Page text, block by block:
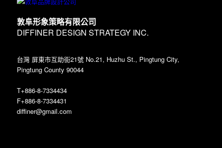
敦阜形象策略有限公司
DIFFINER DESIGN STRATEGY INC.
台灣 屏東市互助街21號 No.21, Huzhu St., Pingtung City,
Pingtung County 90044
T+886-8-7334434
F+886-8-7334431
diffiner@gmail.com